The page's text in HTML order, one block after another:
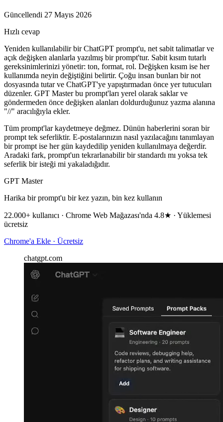
Güncellendi 27 Mayıs 2026
Hızlı cevap
Yeniden kullanılabilir bir ChatGPT prompt'u, net sabit talimatlar ve
açık değişken alanlarla yazılmış bir prompt'tur. Sabit kısım tutarlı
gereksinimlerinizi yönetir: ton, format, rol. Değişken kısım ise her
kullanımda neyin değiştiğini belirtir. Çoğu insan bunları bir not
dosyasında tutar ve ChatGPT'ye yapıştırmadan önce yer tutucuları
düzenler. GPT Master bu prompt'ları yerel olarak saklar ve
göndermeden önce değişken alanları doldurduğunuz yazma alanına
"//" aracılığıyla ekler.
Tüm prompt'lar kaydetmeye değmez. Dünün haberlerini soran bir
prompt tek seferliktir. E-postalarınızın nasıl yazılacağını tanımlayan
bir prompt ise her gün kaydedilip yeniden kullanılmaya değerdir.
Aradaki fark, prompt'un tekrarlanabilir bir standardı mı yoksa tek
seferlik bir isteği mi yakaladığıdır.
GPT Master
Harika bir prompt'u bir kez yazın, bin kez kullanın
22.000+ kullanıcı · Chrome Web Mağazası'nda 4.8★ · Yüklemesi
ücretsiz
Chrome'a Ekle · Ücretsiz
chatgpt.com